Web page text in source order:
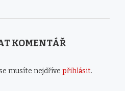
KOMENTÁŘ
musíte nejdříve přihlásit.